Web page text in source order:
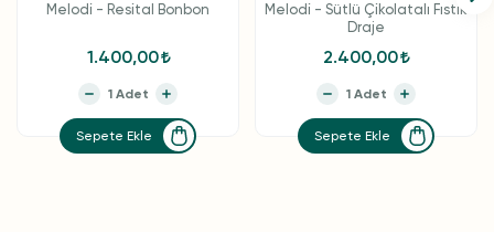
Melodi - Resital Bonbon
1.400,00
Sepete Ekle
Melodi - Sütlü Çikolatalı Fıstık
Draje
2.400,00
Sepete Ekle